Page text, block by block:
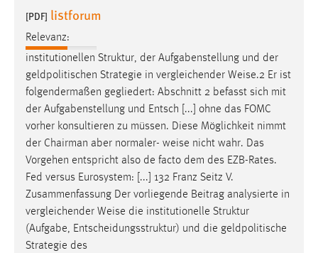
[PDF] listforum
Relevanz:
institutionellen Struktur, der Aufgabenstellung und der
geldpolitischen Strategie in vergleichender Weise.2 Er ist
folgendermaßen gegliedert: Abschnitt 2 befasst sich mit
der Aufgabenstellung und Entsch [...] ohne das FOMC
vorher konsultieren zu müssen. Diese Möglichkeit nimmt
der Chairman aber normaler- weise nicht wahr. Das
Vorgehen entspricht also de facto dem des EZB-Rates.
Fed versus Eurosystem: [...] 132 Franz Seitz V.
Zusammenfassung Der vorliegende Beitrag analysierte in
vergleichender Weise die institutionelle Struktur
(Aufgabe, Entscheidungsstruktur) und die geldpolitische
Strategie des
Cookie Laufzeit:
Chat
Name:
MibewSessionID, MIBEW_UserID, mibew_locale, mibew-
chat-frame-style-5e9dbeb1811c0446
Zweck:
Wird benötigt um die Chatfunktion nutzen zu können.
Cookie Laufzeit:
MibewSessionID, mibew-chat-frame-style-
5e9dbeb1811c0446 = Sitzungslaufzeit, mibew_locale = 3
Jahre, MIBEW_UserID = 1 Jahr